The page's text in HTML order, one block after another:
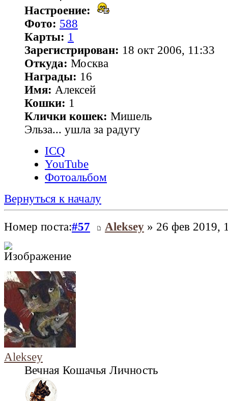
Настроение:
Фото: 588
Карты: 1
Зарегистрирован: 18 окт 2006, 11:33
Откуда: Москва
Награды: 16
Имя: Алексей
Кошки: 1
Клички кошек: Мишель
Эльза... ушла за радугу
ICQ
YouTube
Фотоальбом
Вернуться к началу
Номер поста:#57 Aleksey » 26 фев 2019,
Aleksey
Вечная Кошачья Личность